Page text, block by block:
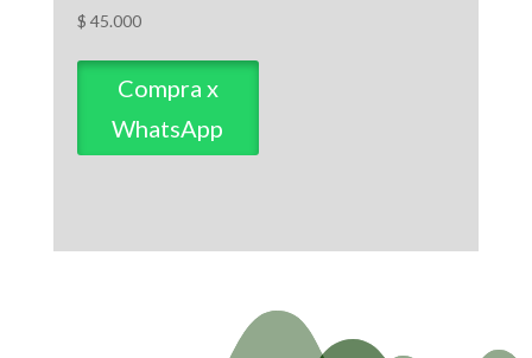
$ 45.000
Compra x
WhatsApp